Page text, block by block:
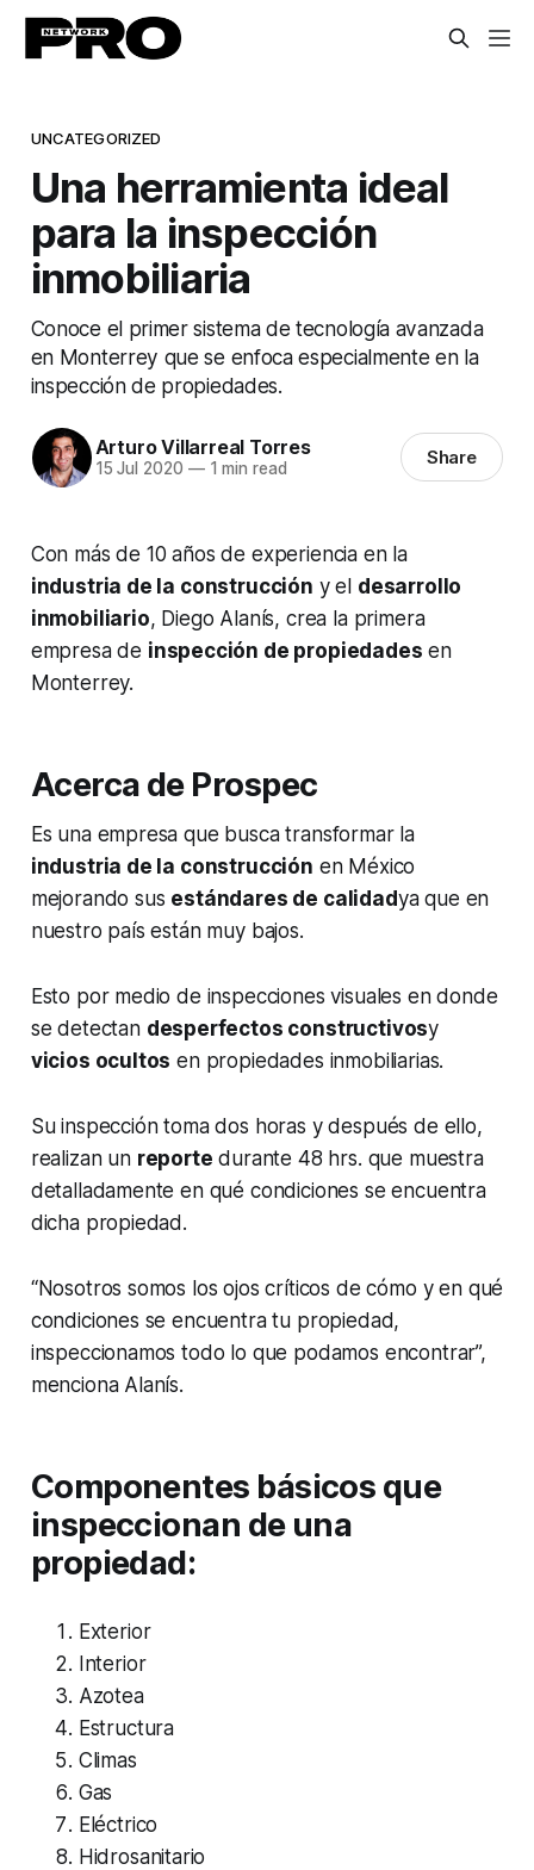
UNCATEGORIZED
Una herramienta ideal
para la inspección
inmobiliaria
Conoce el primer sistema de tecnología avanzada
en Monterrey que se enfoca especialmente en la
inspección de propiedades.
Arturo Villarreal Torres
15 Jul 2020 —1 min read Share
Con más de 10 años de experiencia en la
industria de la construcción y el desarrollo
inmobiliario, Diego Alanís, crea la primera
empresa de inspección de propiedades en
Monterrey.
Acerca de Prospec
Es una empresa que busca transformar la
industria de la construcción en México
mejorando sus estándares de calidadya que en
nuestro país están muy bajos.
Esto por medio de inspecciones visuales en donde
se detectan desperfectos constructivosy
vicios ocultos en propiedades inmobiliarias.
Su inspección toma dos horas y después de ello,
realizan un reporte durante 48 hrs. que muestra
detalladamente en qué condiciones se encuentra
dicha propiedad.
“Nosotros somos los ojos críticos de cómo y en qué
condiciones se encuentra tu propiedad,
inspeccionamos todo lo que podamos encontrar”,
menciona Alanís.
Componentes básicos que
inspeccionan de una
propiedad:
Exterior
Interior
Azotea
Estructura
Climas
Gas
Eléctrico
Hidrosanitario